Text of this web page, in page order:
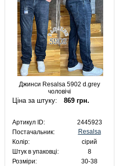
Джинси Resalsa 5902 d.grey
чоловічі
Ціна за штуку: 869 грн.
Артикул ID:
2445923
Постачальник:
Resalsa
Колір:
сірий
Штук в упаковці:
8
Розміри:
30-38